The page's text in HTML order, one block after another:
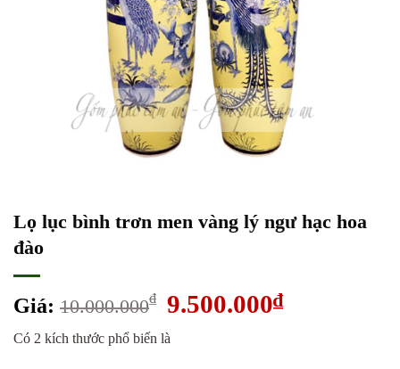
Lọ lục bình trơn men vàng lý ngư hạc hoa
đào
Giá: 10.000.000₫
Giá
là:
9.500.000₫Giá
Có 2 kích thước phổ biến là